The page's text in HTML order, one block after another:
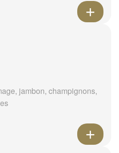
jambon, champignons,